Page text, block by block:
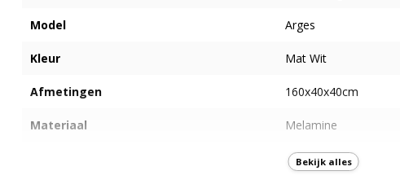
Model Arges
Kleur Mat Wit
Afmetingen 160x40x40cm
Materiaal Melamine
2 Bekijk alles